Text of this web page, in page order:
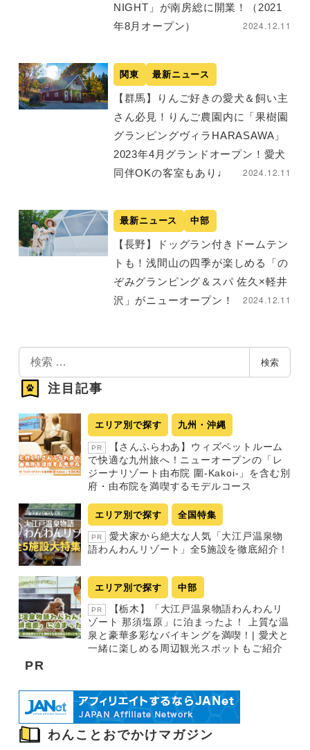
NIGHT」が南房総に開業！（2021
年8月オープン）
2024.12.11
関東 最新ニュース
【群馬】りんご好きの愛犬＆飼い主
さん必見！りんご農園内に「果樹園
グランピングヴィラHARASAWA」
2023年4月グランドオープン！愛犬
同伴OKの客室もあり♩
2024.12.11
最新ニュース 中部
【長野】ドッグラン付きドームテン
トも！浅間山の四季が楽しめる「の
ぞみグランピング＆スパ 佐久×軽井
沢」がニューオープン！
2024.12.11
索
検索
注目記事
エリア別で探す 九州・沖縄
PR
【さんふらわあ】ウィズペットルーム
で快適な九州旅へ！ニューオープンの「レ
ジーナリゾート由布院 圍-Kakoi-」を含む別
府・由布院を満喫するモデルコース
エリア別で探す 全国特集
PR
愛犬家から絶大な人気「大江戸温泉物
語わんわんリゾート」全5施設を徹底紹介！
エリア別で探す 中部
PR
【栃木】「大江戸温泉物語わんわんリ
ゾート 那須塩原」に泊まったよ！ 上質な温
泉と豪華多彩なバイキングを満喫！| 愛犬と
一緒に楽しめる周辺観光スポットもご紹介
PR
わんことおでかけマガジン